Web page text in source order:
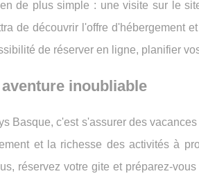
de plus simple : une visite sur le
de découvrir l'offre d'hébergement
de réserver en ligne, planifier
inoubliable
Basque, c'est s'assurer des
et la richesse des activités à
réservez votre gite et préparez-